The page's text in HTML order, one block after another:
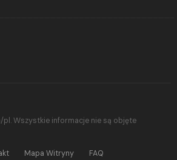
Wszystkie informacje nie są objęte
Mapa Witryny FAQ